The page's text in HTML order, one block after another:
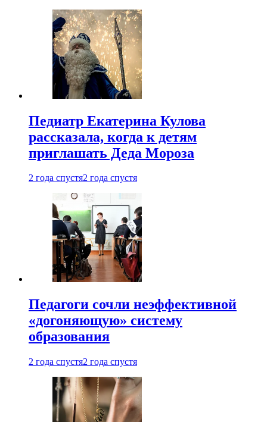
Педиатр Екатерина Кулова
рассказала, когда к детям
приглашать Деда Мороза
2 года спустя2 года спустя
Педагоги сочли неэффективной
«догоняющую» систему
образования
2 года спустя2 года спустя